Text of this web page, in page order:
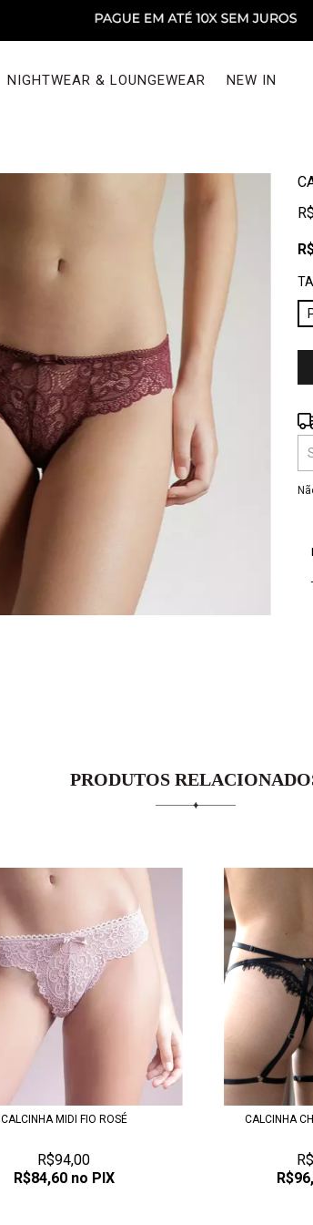
NIGHTWEAR & LOUNGEWEAR NEW IN
PRODUTOS
CALCINHA MIDI FIO ROSÉ
R$94,00
R$84,60 no PIX
CALCINHA